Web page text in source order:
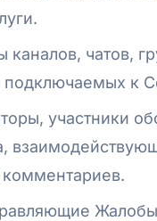
каналов, чатов,
подключаемых к
участники